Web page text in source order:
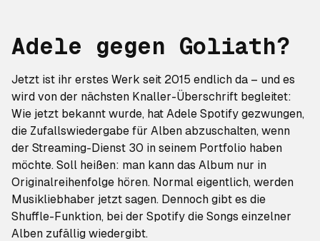
Adele gegen Goliath?
Jetzt ist ihr erstes Werk seit 2015 endlich da – und es
wird von der nächsten Knaller-Überschrift begleitet:
Wie jetzt bekannt wurde, hat Adele Spotify gezwungen,
die Zufallswiedergabe für Alben abzuschalten, wenn
der Streaming-Dienst 30 in seinem Portfolio haben
möchte. Soll heißen: man kann das Album nur in
Originalreihenfolge hören. Normal eigentlich, werden
Musikliebhaber jetzt sagen. Dennoch gibt es die
Shuffle-Funktion, bei der Spotify die Songs einzelner
Alben zufällig wiedergibt.